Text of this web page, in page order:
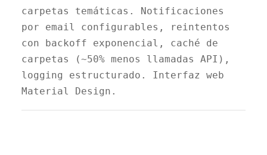
carpetas temáticas. Notificaciones
por email configurables, reintentos
con backoff exponencial, caché de
carpetas (~50% menos llamadas API),
logging estructurado. Interfaz web
Material Design.